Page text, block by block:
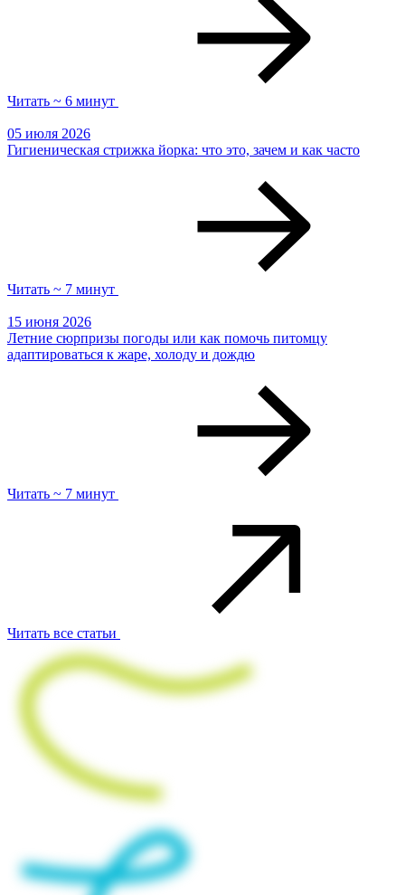
Читать ~ 6 минут
05 июля 2026
Гигиеническая стрижка йорка: что это, зачем и как часто
Читать ~ 7 минут
15 июня 2026
Летние сюрпризы погоды или как помочь питомцу
адаптироваться к жаре, холоду и дождю
Читать ~ 7 минут
Читать все статьи